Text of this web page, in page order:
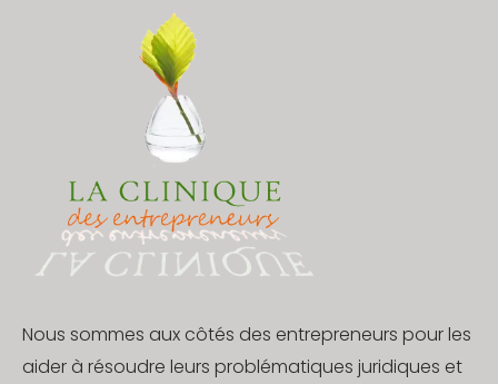
Nous sommes aux côtés des entrepreneurs pour les
aider à résoudre leurs problématiques juridiques et